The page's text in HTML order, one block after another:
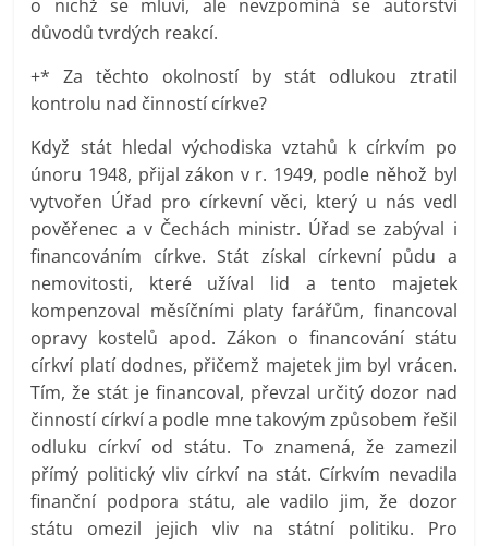
o nichž se mluví, ale nevzpomíná se autorství
důvodů tvrdých reakcí.
+* Za těchto okolností by stát odlukou ztratil
kontrolu nad činností církve?
Když stát hledal východiska vztahů k církvím po
únoru 1948, přijal zákon v r. 1949, podle něhož byl
vytvořen Úřad pro církevní věci, který u nás vedl
pověřenec a v Čechách ministr. Úřad se zabýval i
financováním církve. Stát získal církevní půdu a
nemovitosti, které užíval lid a tento majetek
kompenzoval měsíčními platy farářům, financoval
opravy kostelů apod. Zákon o financování státu
církví platí dodnes, přičemž majetek jim byl vrácen.
Tím, že stát je financoval, převzal určitý dozor nad
činností církví a podle mne takovým způsobem řešil
odluku církví od státu. To znamená, že zamezil
přímý politický vliv církví na stát. Církvím nevadila
finanční podpora státu, ale vadilo jim, že dozor
státu omezil jejich vliv na státní politiku. Pro